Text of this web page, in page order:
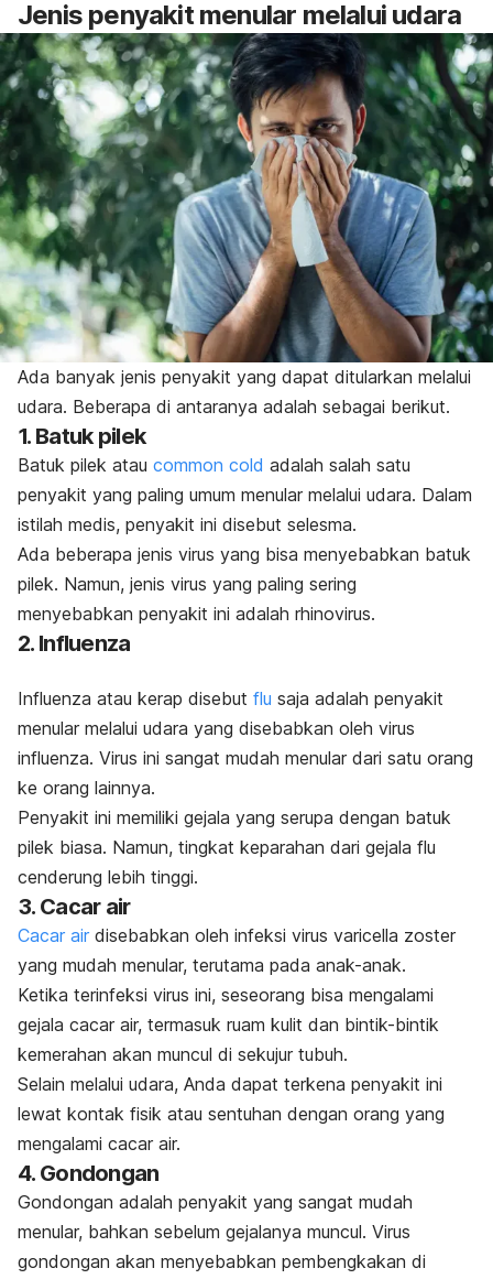
Jenis penyakit menular melalui udara
Ada banyak jenis penyakit yang dapat ditularkan melalui
udara. Beberapa di antaranya adalah sebagai berikut.
1. Batuk pilek
Batuk pilek atau common cold adalah salah satu
penyakit yang paling umum menular melalui udara. Dalam
istilah medis, penyakit ini disebut selesma.
Ada beberapa jenis virus yang bisa menyebabkan batuk
pilek. Namun, jenis virus yang paling sering
menyebabkan penyakit ini adalah rhinovirus.
2. Influenza
Influenza atau kerap disebut flu saja adalah penyakit
menular melalui udara yang disebabkan oleh virus
influenza. Virus ini sangat mudah menular dari satu orang
ke orang lainnya.
Penyakit ini memiliki gejala yang serupa dengan batuk
pilek biasa. Namun, tingkat keparahan dari gejala flu
cenderung lebih tinggi.
3. Cacar air
Cacar air disebabkan oleh infeksi virus varicella zoster
yang mudah menular, terutama pada anak-anak.
Ketika terinfeksi virus ini, seseorang bisa mengalami
gejala cacar air, termasuk ruam kulit dan bintik-bintik
kemerahan akan muncul di sekujur tubuh.
Selain melalui udara, Anda dapat terkena penyakit ini
lewat kontak fisik atau sentuhan dengan orang yang
mengalami cacar air.
4. Gondongan
Gondongan adalah penyakit yang sangat mudah
menular, bahkan sebelum gejalanya muncul. Virus
gondongan akan menyebabkan pembengkakan di